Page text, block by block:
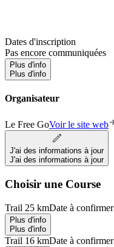
Dates d'inscription
Pas encore communiquées
Plus d'info
Plus d'info
Organisateur
Le Free GoVoir le site web
J'ai des informations à jour
J'ai des informations à jour
Choisir une Course
Trail 25 kmDate à confirmer
Plus d'info
Plus d'info
Trail 16 kmDate à confirmer